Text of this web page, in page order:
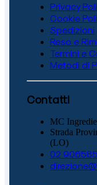
Privacy
Cookie
Spedizioni
Reso e
Termini e
Metodi di
Contatti
MC
Strada
(LO)
02